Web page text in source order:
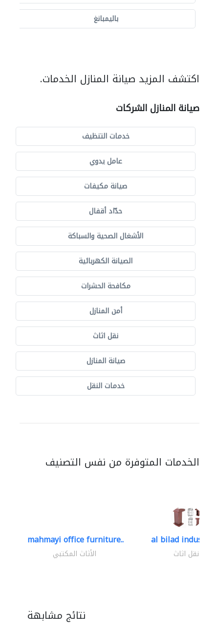
باليمبانغ
اكتشف المزيد صيانة المنازل الخدمات.
صيانة المنازل الشركات
خدمات التنظيف
عامل يدوي
صيانة مكيفات
حدّاد أقفال
الأشغال الصحية والسباكة
الصيانة الكهربائية
مكافحة الحشرات
أمن المنازل
نقل اثاث
صيانة المنازل
خدمات النقل
الخدمات المتوفرة من نفس التصنيف
mahmayi office furniture..
الأثاث المكتبي
al bilad
نقل اثاث
نتائج مشابهة